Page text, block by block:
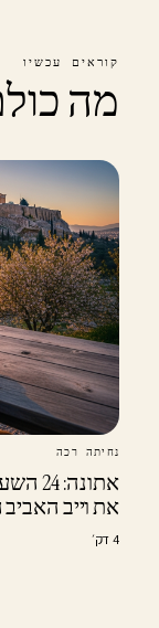
קוראים עכשיו
מה
נחיתה רכה
את וייב
4 דק׳